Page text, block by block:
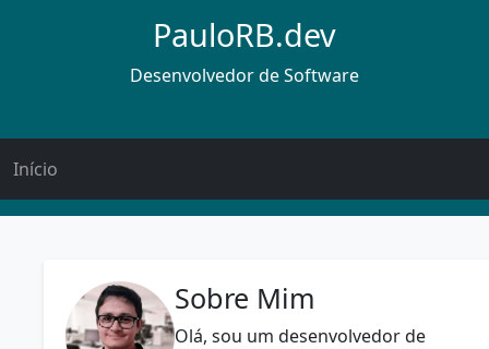
PauloRB.dev
Desenvolvedor de Software
Início
Sobre Mim
Olá, sou um desenvolvedor de